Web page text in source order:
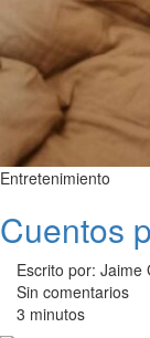
Entretenimiento
Cuentos
Escrito por: Jaime
Sin comentarios
3 minutos